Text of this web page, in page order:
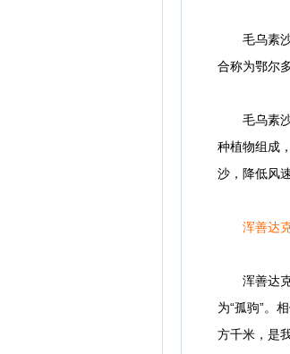
毛乌素沙
合称为鄂尔
毛乌素沙
种植物组成
沙，降低风
浑善达
浑善达克
为“孤驹”。
方千米，是